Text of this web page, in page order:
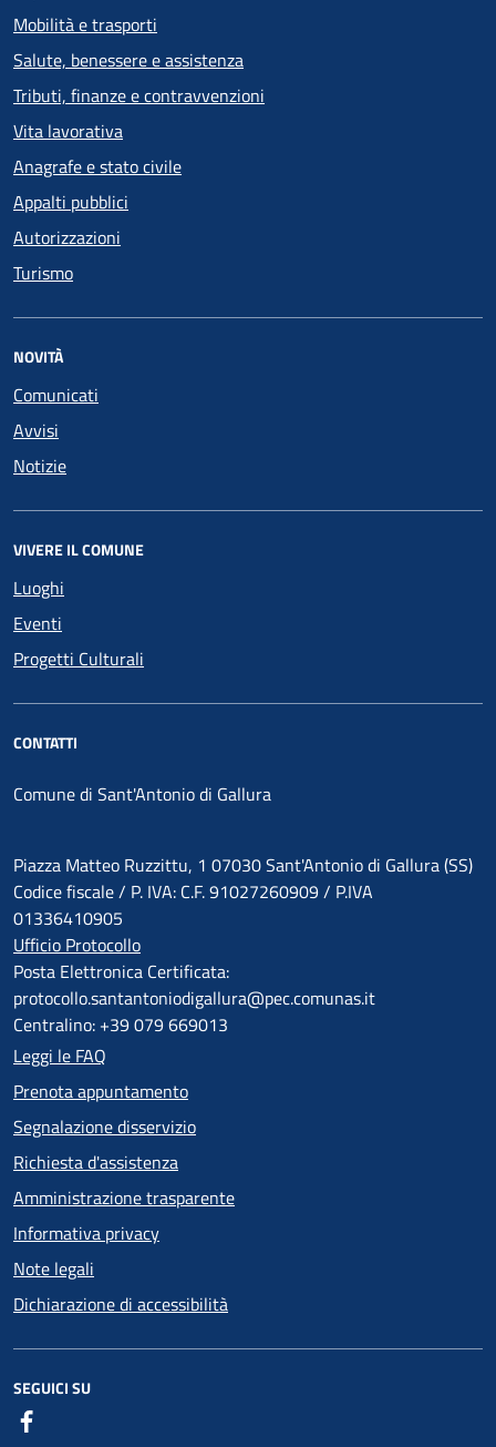
Mobilità e trasporti
Salute, benessere e assistenza
Tributi, finanze e contravvenzioni
Vita lavorativa
Anagrafe e stato civile
Appalti pubblici
Autorizzazioni
Turismo
NOVITÀ
Comunicati
Avvisi
Notizie
VIVERE IL COMUNE
Luoghi
Eventi
Progetti Culturali
CONTATTI
Comune di Sant'Antonio di Gallura
Piazza Matteo Ruzzittu, 1 07030 Sant'Antonio di Gallura (SS)
Codice fiscale / P. IVA: C.F. 91027260909 / P.IVA
01336410905
Ufficio Protocollo
Posta Elettronica Certificata:
protocollo.santantoniodigallura@pec.comunas.it
Centralino: +39 079 669013
Leggi le FAQ
Prenota appuntamento
Segnalazione disservizio
Richiesta d'assistenza
Amministrazione trasparente
Informativa privacy
Note legali
Dichiarazione di accessibilità
SEGUICI SU